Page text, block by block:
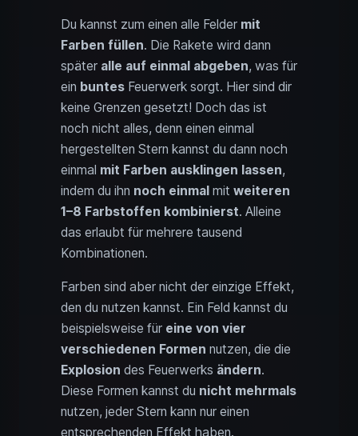
Du kannst zum einen alle Felder mit
Farben füllen. Die Rakete wird dann
später alle auf einmal abgeben, was für
ein buntes Feuerwerk sorgt. Hier sind dir
keine Grenzen gesetzt! Doch das ist
noch nicht alles, denn einen einmal
hergestellten Stern kannst du dann noch
einmal mit Farben ausklingen lassen,
indem du ihn noch einmal mit weiteren
1–8 Farbstoffen kombinierst. Alleine
das erlaubt für mehrere tausend
Kombinationen.
Farben sind aber nicht der einzige Effekt,
den du nutzen kannst. Ein Feld kannst du
beispielsweise für eine von vier
verschiedenen Formen nutzen, die die
Explosion des Feuerwerks ändern.
Diese Formen kannst du nicht mehrmals
nutzen, jeder Stern kann nur einen
entsprechenden Effekt haben.